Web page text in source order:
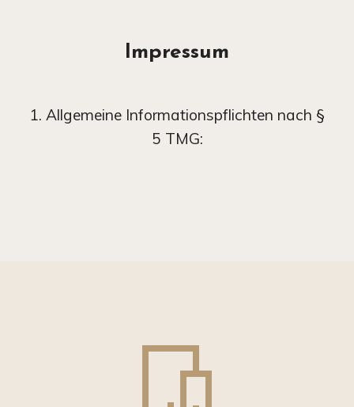
Impressum
1. Allgemeine Informationspflichten nach §
5 TMG: